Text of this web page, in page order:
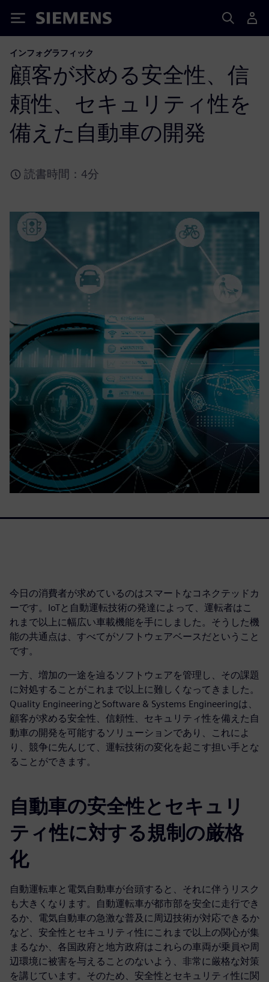
Siemens
インフォグラフィック
顧客が求める安全性、信
頼性、セキュリティ性を
備えた自動車の開発
読書時間：4分
今日の消費者が求めているのはスマートなコネクテッドカ
ーです。IoTと自動運転技術の発達によって、運転者はこ
れまで以上に幅広い車載機能を手にしました。そうした機
能の共通点は、すべてがソフトウェアベースだということ
です。
一方、増加の一途を辿るソフトウェアを管理し、その課題
に対処することがこれまで以上に難しくなってきました。
Quality EngineeringとSoftware & Systems Engineeringは、
顧客が求める安全性、信頼性、セキュリティ性を備えた自
動車の開発を可能するソリューションであり、これによ
り、競争に先んじて、運転技術の変化を起こす担い手とな
ることができます。
自動車の安全性とセキュリ
ティ性に対する規制の厳格
化
自動運転車と電気自動車が台頭すると、それに伴うリスク
も大きくなります。自動運転車が都市部を安全に走行でき
るか、電気自動車の急激な普及に周辺技術が対応できるか
など、安全性とセキュリティ性にこれまで以上の関心が集
まるなか、各国政府と地方政府はこれらの車両が乗員や周
辺環境に被害を与えることのないよう、非常に厳格な対策
を講じています。そのため、安全性とセキュリティ性に関